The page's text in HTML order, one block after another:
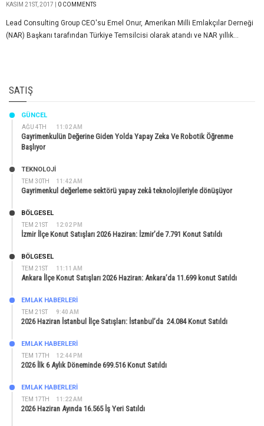
KASIM 21ST, 2017 | 0 COMMENTS
Lead Consulting Group CEO'su Emel Onur, Amerikan Milli Emlakçılar Derneği
(NAR) Başkanı tarafından Türkiye Temsilcisi olarak atandı ve NAR yıllık...
SATIŞ
AĞU 4TH 11:02 AM
GÜNCEL
Gayrimenkulün Değerine Giden Yolda Yapay Zeka Ve Robotik Öğrenme
Başlıyor
TEM 30TH 11:42 AM
TEKNOLOJİ
Gayrimenkul değerleme sektörü yapay zekâ teknolojileriyle dönüşüyor
TEM 21ST 12:02 PM
BÖLGESEL
İzmir İlçe Konut Satışları 2026 Haziran: İzmir’de 7.791 Konut Satıldı
TEM 21ST 11:11 AM
BÖLGESEL
Ankara İlçe Konut Satışları 2026 Haziran: Ankara’da 11.699 konut Satıldı
TEM 21ST 9:40 AM
EMLAK HABERLERI
2026 Haziran İstanbul İlçe Satışları: İstanbul’da 24.084 Konut Satıldı
TEM 17TH 12:44 PM
EMLAK HABERLERI
2026 İlk 6 Aylık Döneminde 699.516 Konut Satıldı
TEM 17TH 11:22 AM
EMLAK HABERLERI
2026 Haziran Ayında 16.565 İş Yeri Satıldı